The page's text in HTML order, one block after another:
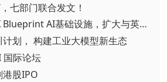
七部门联合发文！
▪ ABB通过集成DSX Blueprint AI基础设施，扩大与英伟达的合作
划， 构建工业大模型新生态
国际论坛
港股IPO